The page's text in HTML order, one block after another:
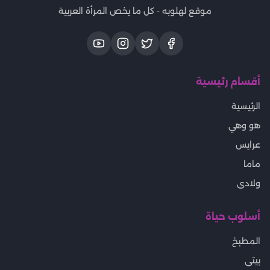
موقع لهلوبه - كل ما يخص المرأة العربية
أقسام رئيسية
الرئيسية
هو وهي
عرايس
ماما
ولادى
أسلوب حياة
المطبخ
بيتى